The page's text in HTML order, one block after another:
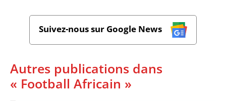
Suivez-nous sur Google News
Autres publications dans
« Football Africain »